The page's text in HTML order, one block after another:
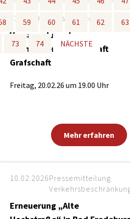
zur
, Katastrophen-
59 60 61 62 63
73 74 NÄCHSTE
03.02.2026Pressemitteilung
Versammlung der
Teilnehmergemeinschaft
Grafschaft
Freitag, 20.02.26 um 19.00 Uhr
Mehr erfahren
10.02.2026Pressemitteilung
Erneuerung „Alte
59 60 61 62 63
73 74 NÄCHSTE